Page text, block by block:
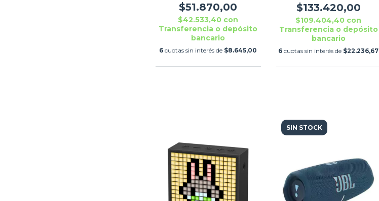
K4102 10W LUCES CON
TIRA
$51.870,00
$42.533,40 con
Transferencia o depósito
bancario
6 cuotas sin interés de $8.645,00
WATERPROOF AZUL
$133.420,00
$109.404,40 con
Transferencia o depósito
bancario
6 cuotas sin interés de $22.236,67
SIN STOCK